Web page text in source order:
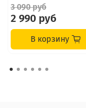
3 090 руб
2 990 руб
В корзину